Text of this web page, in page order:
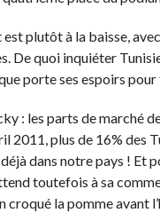
plutôt à la baisse,
De quoi inquiéter
porte ses espoirs pour
: les parts de marché
2011, plus de 16% des
dans notre pays ! Et
toutefois à sa
la pomme avant